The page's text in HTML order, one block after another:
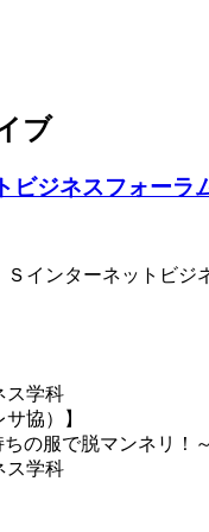
ブ
ジネスフォーラ
インターネットビ
学科
協）】
の服で脱マンネリ！～
学科